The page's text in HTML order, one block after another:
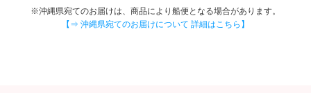
※沖縄県宛てのお届けは、商品により船便となる場合があります。
【⇒ 沖縄県宛てのお届けについて 詳細はこちら】